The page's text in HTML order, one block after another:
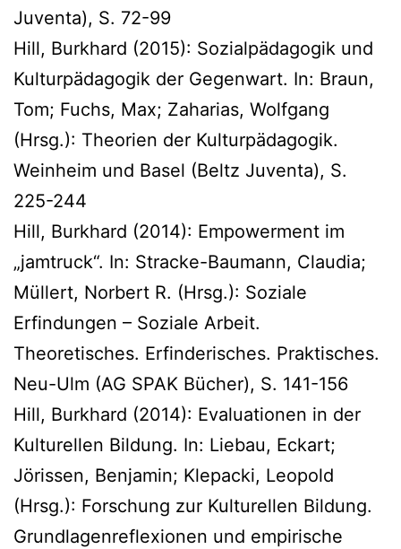
Juventa), S. 72-99
Hill, Burkhard (2015): Sozialpädagogik und
Kulturpädagogik der Gegenwart. In: Braun,
Tom; Fuchs, Max; Zaharias, Wolfgang
(Hrsg.): Theorien der Kulturpädagogik.
Weinheim und Basel (Beltz Juventa), S.
225-244
Hill, Burkhard (2014): Empowerment im
„jamtruck“. In: Stracke-Baumann, Claudia;
Müllert, Norbert R. (Hrsg.): Soziale
Erfindungen – Soziale Arbeit.
Theoretisches. Erfinderisches. Praktisches.
Neu-Ulm (AG SPAK Bücher), S. 141-156
Hill, Burkhard (2014): Evaluationen in der
Kulturellen Bildung. In: Liebau, Eckart;
Jörissen, Benjamin; Klepacki, Leopold
(Hrsg.): Forschung zur Kulturellen Bildung.
Grundlagenreflexionen und empirische